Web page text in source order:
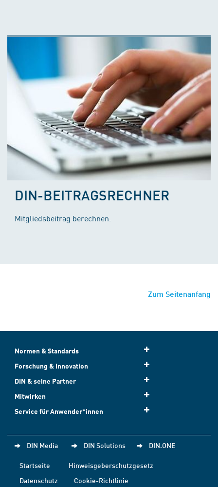
DIN-BEITRAGSRECHNER
Mitgliedsbeitrag berechnen.
Zum Seitenanfang
Normen & Standards
Forschung & Innovation
DIN & seine Partner
Mitwirken
Service für Anwender*innen
DIN Media DIN Solutions DIN.ONE
Startseite
Hinweisgeberschutzgesetz
Datenschutz
Cookie-Richtlinie